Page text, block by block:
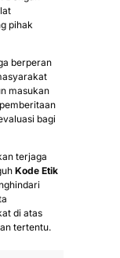
pihak
berperan
masukan
bagi
terjaga
Kode Etik
di atas
tertentu.